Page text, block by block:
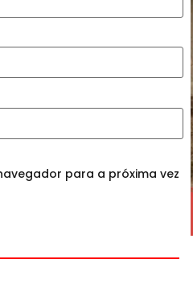
para a próxima vez